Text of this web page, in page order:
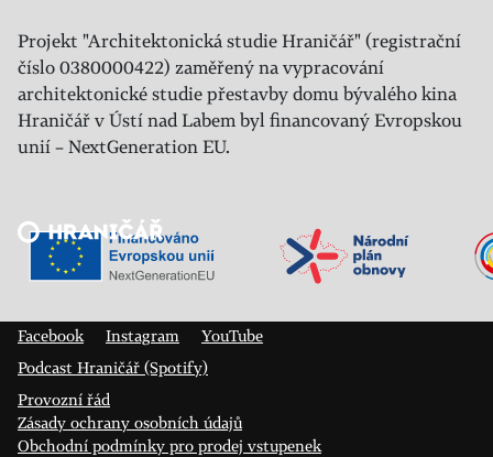
Projekt "Architektonická studie Hraničář" (registrační
číslo 0380000422) zaměřený na vypracování
architektonické studie přestavby domu bývalého kina
Hraničář v Ústí nad Labem byl financovaný Evropskou
unií – NextGeneration EU.
Veřejný sál Hraničář, spolek
Facebook
Instagram
YouTube
Podcast Hraničář (Spotify)
Provozní řád
Zásady ochrany osobních údajů
Obchodní podmínky pro prodej vstupenek